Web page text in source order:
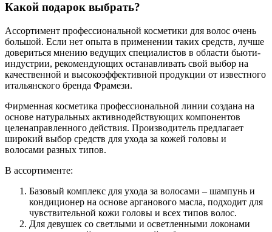
Какой подарок выбрать?
Ассортимент профессиональной косметики для волос очень
большой. Если нет опыта в применении таких средств, лучше
довериться мнению ведущих специалистов в области бьюти-
индустрии, рекомендующих останавливать свой выбор на
качественной и высокоэффективной продукции от известного
итальянского бренда Фрамези.
Фирменная косметика профессиональной линии создана на
основе натуральных активнодействующих компонентов
целенаправленного действия. Производитель предлагает
широкий выбор средств для ухода за кожей головы и
волосами разных типов.
В ассортименте:
Базовый комплекс для ухода за волосами – шампунь и
кондиционер на основе арганового масла, подходит для
чувствительной кожи головы и всех типов волос.
Для девушек со светлыми и осветленными локонами